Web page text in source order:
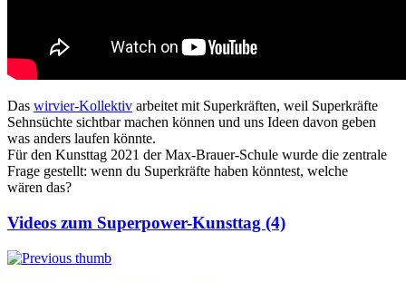
Das wir­vier-Kollektiv arbei­tet mit Superkräften, weil Superkräfte
Sehnsüchte sicht­bar machen kön­nen und uns Ideen davon geben
was anders lau­fen könnte.
Für den Kunsttag 2021 der Max-Brauer-Schule wur­de die zen­tra­le
Frage gestellt: wenn du Superkräfte haben könn­test, wel­che
wären das?
Videos zum Superpower-Kunsttag (4)